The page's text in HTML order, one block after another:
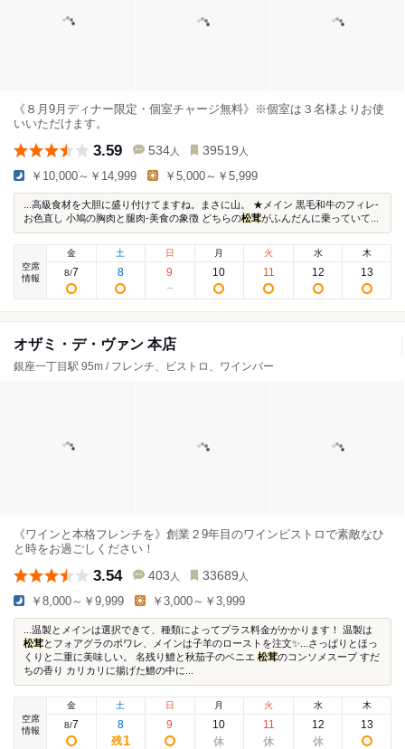
《８月9月ディナー限定・個室チャージ無料》※個室は３名様よりお使
いいただけます。
3.59 534 人 39519 人
￥10,000～￥14,999 ￥5,000～￥5,999
...高級食材を大胆に盛り付けてますね。まさに山。 ★メイン 黒毛和牛のフィレ-
お色直し 小鳩の胸肉と腿肉-美食の象徴 どちらの松茸がふんだんに乗っていて...
空席
情報
金
8/7
土
8
日
9
月
10
火
11
水
12
木
13
オザミ・デ・ヴァン 本店
銀座一丁目駅 95m / フレンチ、ビストロ、ワインバー
《ワインと本格フレンチを》創業２9年目のワインビストロで素敵なひ
と時をお過ごしください！
3.54 403 人 33689 人
￥8,000～￥9,999 ￥3,000～￥3,999
...温製とメインは選択できて、種類によってプラス料金がかかります！ 温製は
松茸とフォアグラのポワレ、メインは子羊のローストを注文✨...さっぱりとほっ
くりと二重に美味しい。 名残り鱧と秋茄子のベニエ 松茸のコンソメスープ すだ
ちの香り カリカリに揚げた鱧の中に...
空席
情報
金
8/7
土
8
残1
日
9
月
10
火
11
水
12
木
13